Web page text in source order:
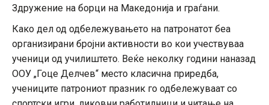
Здружение на борци на Македонија и граѓани.
Како дел од одбележувањето на патронатот беа
организирани бројни активности во кои учествуваа
ученици од училиштето. Веќе неколку години наназад
ООУ „Гоце Делчев“ место класична приредба,
учениците патрониот празник го одбележуваат со